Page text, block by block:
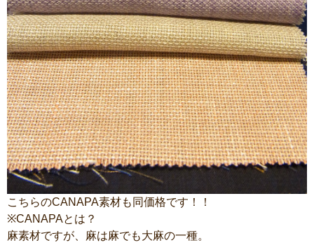
こちらのCANAPA素材も同価格です！！
※CANAPAとは？
麻素材ですが、麻は麻でも大麻の一種。